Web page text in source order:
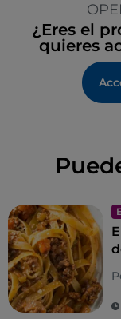
¿Eres el
quieres